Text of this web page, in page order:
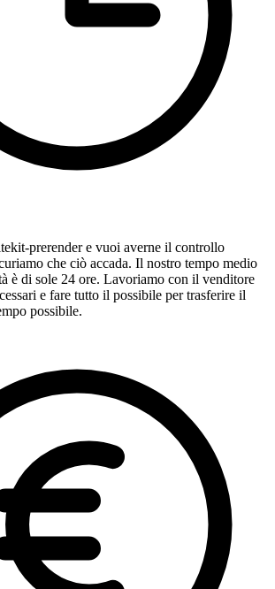
prerender e vuoi averne il controllo
che ciò accada. Il nostro tempo medio
è di sole 24 ore. Lavoriamo con il venditore
e fare tutto il possibile per trasferire il
possibile.